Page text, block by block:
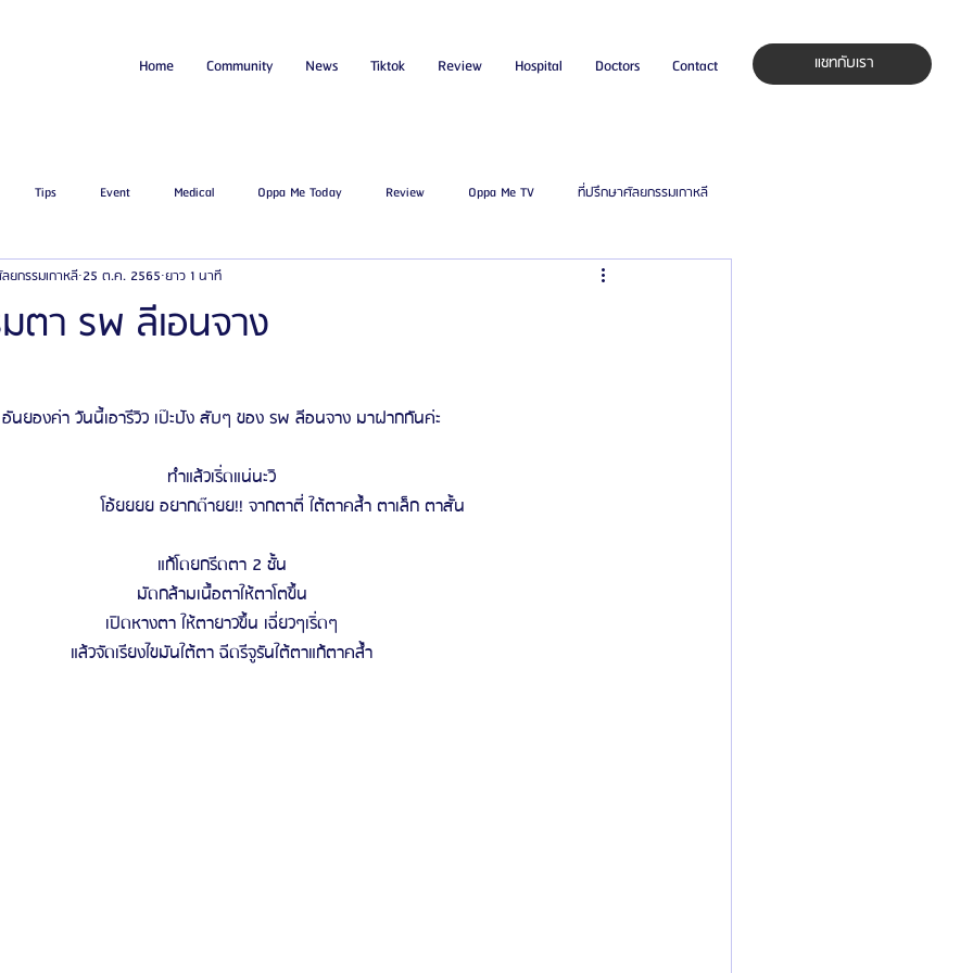
Home Community News Tiktok Review Hospital Doctors Contact แชทกับเรา
Tips Event Medical Oppa Me Today Review Oppa Me TV ที่ปรึกษาศัลยกรรมเกาหลี
ขมัน โรงพยาบาลศัลยกรรมเอท็อป ศัลยแพทย์ ประเทศเกาหลี
ตา รพ ลีเอนจาง
ยกรรมเกาหลี 25 ต.ค. 2565 ยาว 1 นาที
อันยองค่า วันนี้เอารีวิว เป๊ะปัง สับๆ ของ รพ ลีอนจาง มาฝากกันค่ะ
ทำแล้วเริ่ดแน่นะวิ
โอ้ยยยย อยากด๊ายย!! จากตาตี่ ใต้ตาคล้ำ ตาเล็ก ตาสั้น
แก้โดยกรีดตา 2 ชั้น
มัดกล้ามเนื้อตาให้ตาโตขึ้น
เปิดหางตา ให้ตายาวขึ้น เฉี่ยวๆเริ่ดๆ
แล้วจัดเรียงไขมันใต้ตา ฉีดรีจูรันใต้ตาแก้ตาคล้ำ